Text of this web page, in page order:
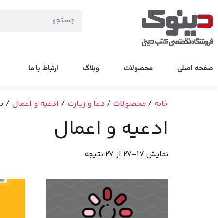
صفحه اصلی محصولات وبلاگ ارتباط با ما
خانه / محصولات / دعا و زیارت / ادعیه و اعمال /
ادعیه و اعمال
نمایش 17–27 از 27 نتیجه